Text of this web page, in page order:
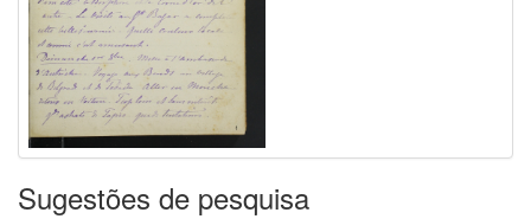
Sugestões de pesquisa